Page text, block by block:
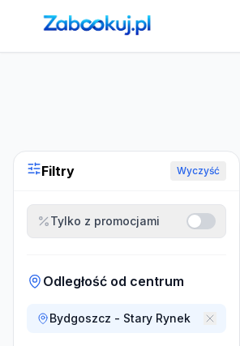
Strona główna ›Noclegi
Filtry Wyczyść
Tylko z promocjami
Odległość od centrum
Bydgoszcz - Stary Rynek